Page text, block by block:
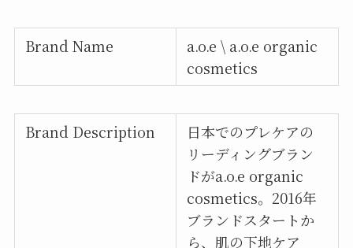
Brand Name
a.o.e \ a.o.e organic
cosmetics
Brand Description
日本でのプレケアの
リーディングブラン
ドがa.o.e organic
cosmetics。2016年
ブランドスタートか
ら、肌の下地ケア